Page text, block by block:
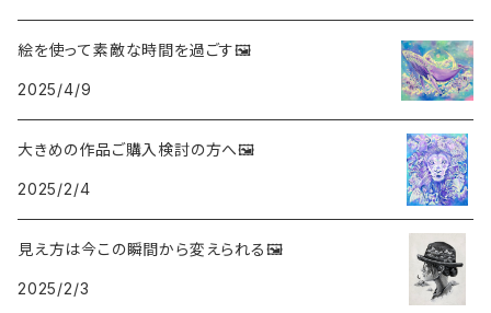
絵を使って素敵な時間を過ごす🖼️
2025/4/9
大きめの作品ご購入検討の方へ🖼
2025/2/4
見え方は今この瞬間から変えられる🖼️
2025/2/3